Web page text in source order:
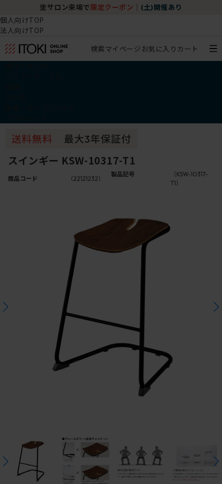
坐サロン来場で 限定クーポン (土)開催あり
個人向けTOP
法人向けTOP
検索マイページ お気に入り カート
スインギー KSW-10317-T1
商品コード （22121232）
製品記号
（KSW-10317-
T1）